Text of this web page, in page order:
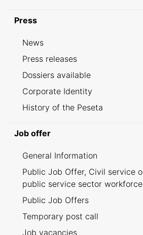
Press
News
Press releases
Dossiers available
Corporate Identity
History of the Peseta
Job offer
General Information
Public Job Offer, Civil service
public service sector workforce
Public Job Offers
Temporary post call
Job vacancies